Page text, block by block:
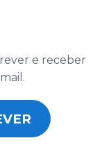
e receber